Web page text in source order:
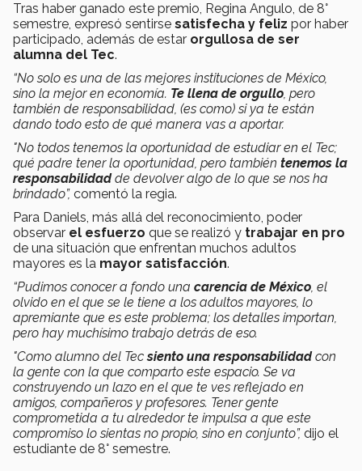
Tras haber ganado este premio, Regina Angulo, de 8°
semestre, expresó sentirse satisfecha y feliz por haber
participado, además de estar orgullosa de ser
alumna del Tec.
“No solo es una de las mejores instituciones de México,
sino la mejor en economía. Te llena de orgullo, pero
también de responsabilidad, (es como) si ya te están
dando todo esto de qué manera vas a aportar.
"No todos tenemos la oportunidad de estudiar en el Tec;
qué padre tener la oportunidad, pero también tenemos la
responsabilidadde devolver algo de lo que se nos ha
brindado”, comentó la regia.
Para Daniels, más allá del reconocimiento, poder
observar el esfuerzo que se realizó y trabajar en pro
de una situación que enfrentan muchos adultos
mayores es la mayor satisfacción.
“Pudimos conocer a fondo una carencia de México, el
olvido en el que se le tiene a los adultos mayores, lo
apremiante que es este problema; los detalles importan,
pero hay muchísimo trabajo detrás de eso.
"Como alumno del Tecsiento una responsabilidadcon
la gente con la que comparto este espacio. Se va
construyendo un lazo en el que te ves reflejado en
amigos, compañeros y profesores. Tener gente
comprometida a tu alrededor te impulsa a que este
compromiso lo sientas no propio, sino en conjunto”, dijo el
estudiante de 8° semestre.